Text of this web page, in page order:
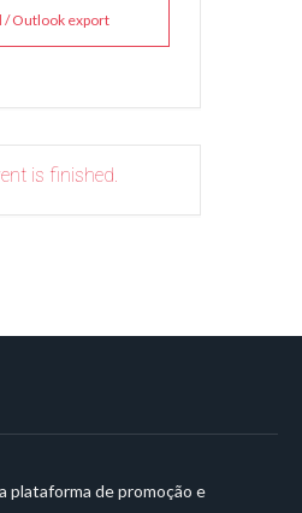
/ Outlook export
is finished.
plataforma de promoção e